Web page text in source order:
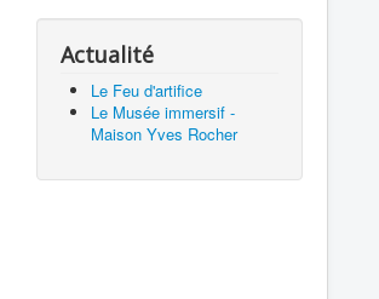
Actualité
Le Feu d'artifice
Le Musée immersif -
Maison Yves Rocher